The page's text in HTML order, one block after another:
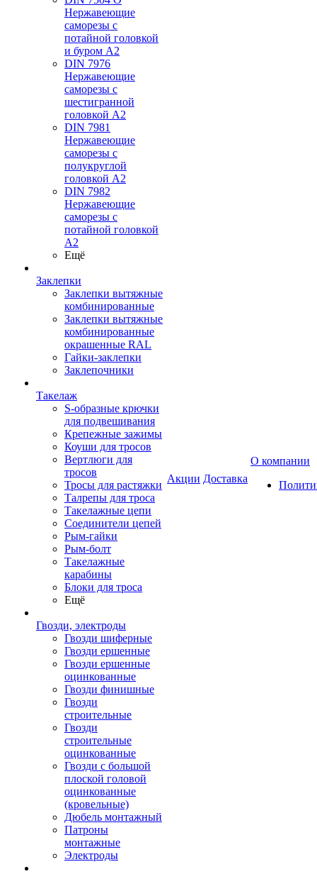
Нержавеющие
саморезы с
потайной головкой
и буром А2
DIN 7976
Нержавеющие
саморезы с
шестигранной
головкой А2
DIN 7981
Нержавеющие
саморезы с
полукруглой
головкой А2
DIN 7982
Нержавеющие
саморезы с
потайной головкой
А2
Ещё
Заклепки
Заклепки вытяжные
комбинированные
Заклепки вытяжные
комбинированные
окрашенные RAL
Гайки-заклепки
Заклепочники
Такелаж
S-образные крючки
для подвешивания
Крепежные зажимы
Коуши для тросов
Вертлюги для
тросов
Тросы для растяжки
Талрепы для троса
Такелажные цепи
Соединители цепей
Рым-гайки
Рым-болт
Такелажные
карабины
Блоки для троса
Ещё
Гвозди, электроды
Гвозди шиферные
Гвозди ершенные
Гвозди ершенные
оцинкованные
Гвозди финишные
Гвозди
строительные
Гвозди
строительные
оцинкованные
Гвозди с большой
плоской головой
оцинкованные
(кровельные)
Дюбель монтажный
Патроны
монтажные
Электроды
Акции Доставка
О компании